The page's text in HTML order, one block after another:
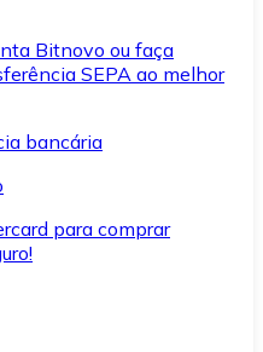
Bitnovo ou faça
SEPA ao melhor
bancária
para comprar